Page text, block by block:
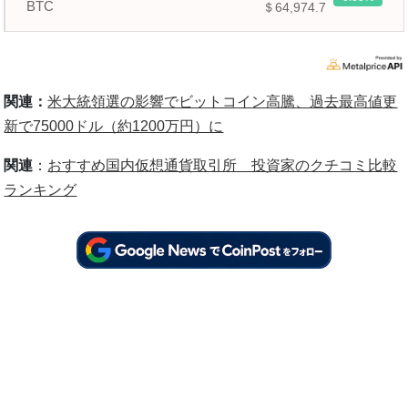
BTC ＄64,974.7
関連：米大統領選の影響でビットコイン高騰、過去最高値更
新で75000ドル（約1200万円）に
関連 ： おすすめ国内仮想通貨取引所 投資家のクチコミ比較
ランキング